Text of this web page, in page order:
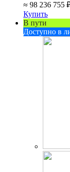
≈ 98 236 755
Купить
В пути
Доступно в